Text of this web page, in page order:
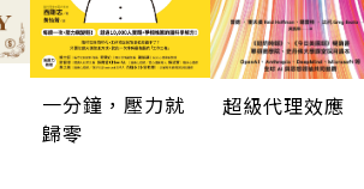
一分鐘，壓力就
歸零
超級代理效應